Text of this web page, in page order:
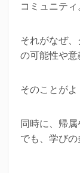
コミュニティ
それがなぜ
の可能性や意
そのことがよ
同時に、帰
でも、学びの